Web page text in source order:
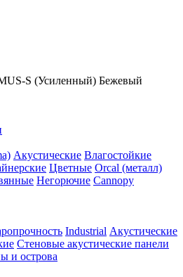
S (Усиленный) Бежевый
Акустические Влагостойкие
Цветные Orcal (металл)
Негорючие Cannopy
Industrial Акустические
Стеновые акустические панели
и острова